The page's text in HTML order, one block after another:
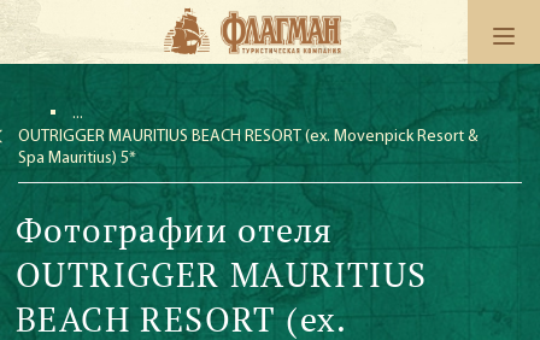
OUTRIGGER MAURITIUS BEACH RESORT (ex. Movenpick Resort &
Spa Mauritius) 5*
Фотографии отеля
OUTRIGGER MAURITIUS
BEACH RESORT (ex.